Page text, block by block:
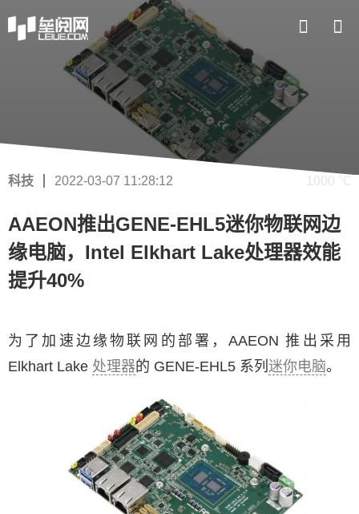
科技 2022-03-07 11:28:12 1000 ℃
AAEON推出GENE-EHL5迷你物联网边
缘电脑，Intel Elkhart Lake处理器效能
提升40%
为了加速边缘物联网的部署，AAEON 推出采用
Elkhart Lake 处理器的 GENE-EHL5 系列 迷你电脑。